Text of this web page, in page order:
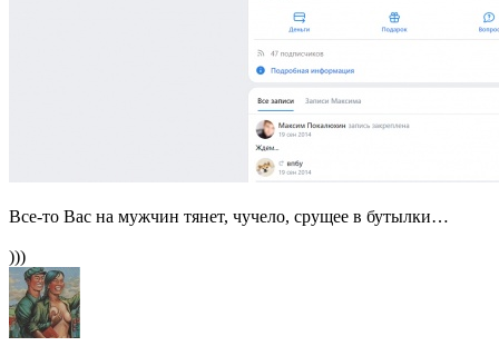
Все-то Вас на мужчин тянет, чучело, срущее в бутылки…
)))